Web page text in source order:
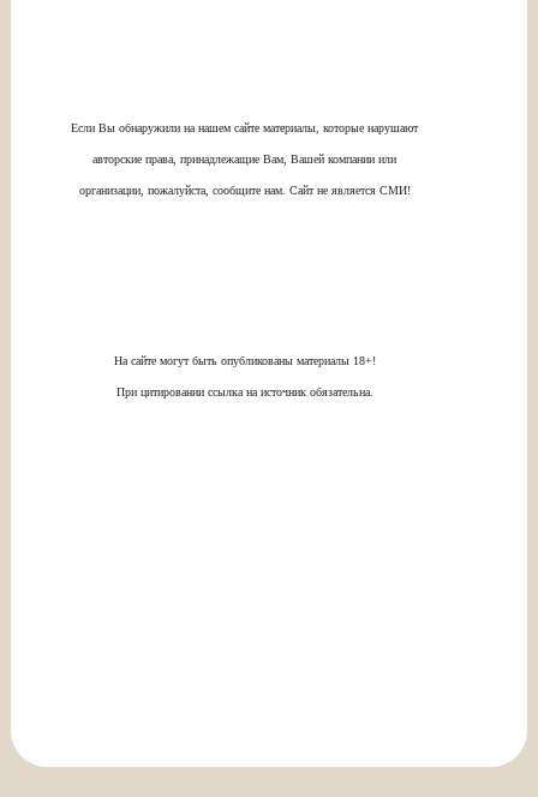
Если Вы обнаружили на нашем сайте материалы, которые нарушают
авторские права, принадлежащие Вам, Вашей компании или
организации, пожалуйста, сообщите нам. Сайт не является СМИ!
На сайте могут быть опубликованы материалы 18+!
При цитировании ссылка на источник обязательна.